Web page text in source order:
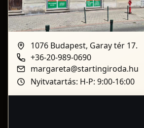
1076 Budapest, Garay tér 17.
+36-20-989-0690
margareta@startingiroda.hu
Nyitvatartás: H-P: 9:00-16:00